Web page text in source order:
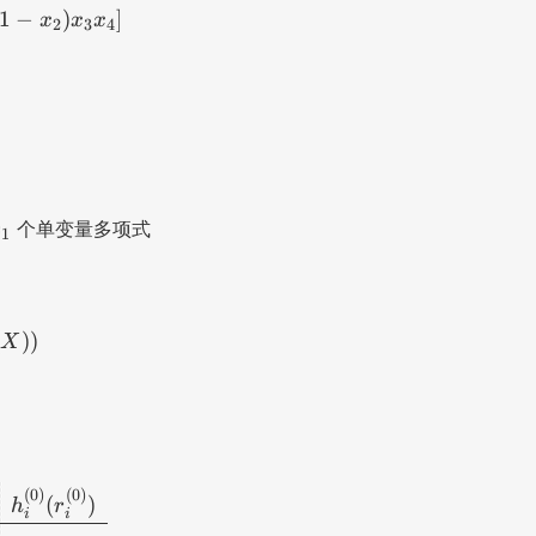
1 − x2)x3x4]
1 个单变量多项式
..., r_{s_1}^{(0)}, r_{s_1 + 1}^{(0)},
X ))
\text{Round i} &
hi
(0)(ri
(0))